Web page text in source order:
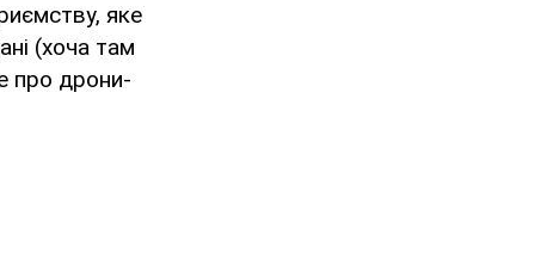
яке
(хоча там
про дрони-